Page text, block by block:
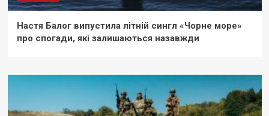
Настя Балог випустила літній сингл «Чорне море»
про спогади, які залишаються назавжди